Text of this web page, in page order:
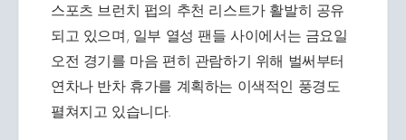
스포츠 브런치 펍의 추천 리스트가 활발히 공유
되고 있으며, 일부 열성 팬들 사이에서는 금요일
오전 경기를 마음 편히 관람하기 위해 벌써부터
연차나 반차 휴가를 계획하는 이색적인 풍경도
펼쳐지고 있습니다.